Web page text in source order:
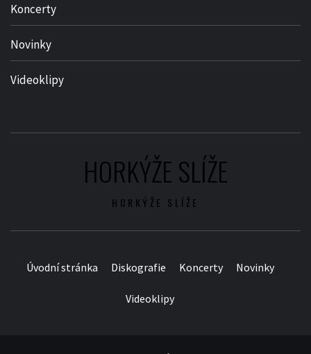
Koncerty
Novinky
Videoklipy
HORKÝŽE SLÍŽE
HORKÝŽE SLÍŽE
Úvodní stránka Diskografie Koncerty Novinky
Videoklipy